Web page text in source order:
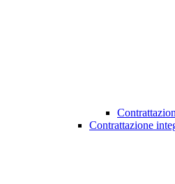
Contrattazione